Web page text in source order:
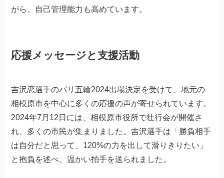
がら、自己管理能力も高めています。
応援メッセージと支援活動
吉沢恋選手のパリ五輪2024出場決定を受けて、地元の
相模原市を中心に多くの応援の声が寄せられています。
2024年7月12日には、相模原市役所で壮行会が開催さ
れ、多くの市民が集まりました。吉沢選手は「勝負相手
は自分だと思って、120%の力を出して滑りきりたい」
と抱負を述べ、温かい拍手を送られました。